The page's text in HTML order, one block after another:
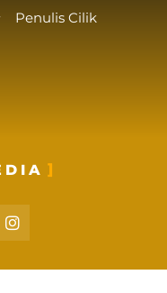
Penulis Cilik